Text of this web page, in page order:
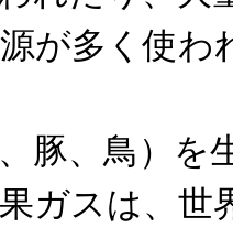
が多く使わ
豚、鳥）を
ガスは、世